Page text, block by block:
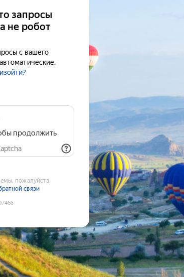
запросы
не робот
с вашего
продолжить
пожалуйста,
связи